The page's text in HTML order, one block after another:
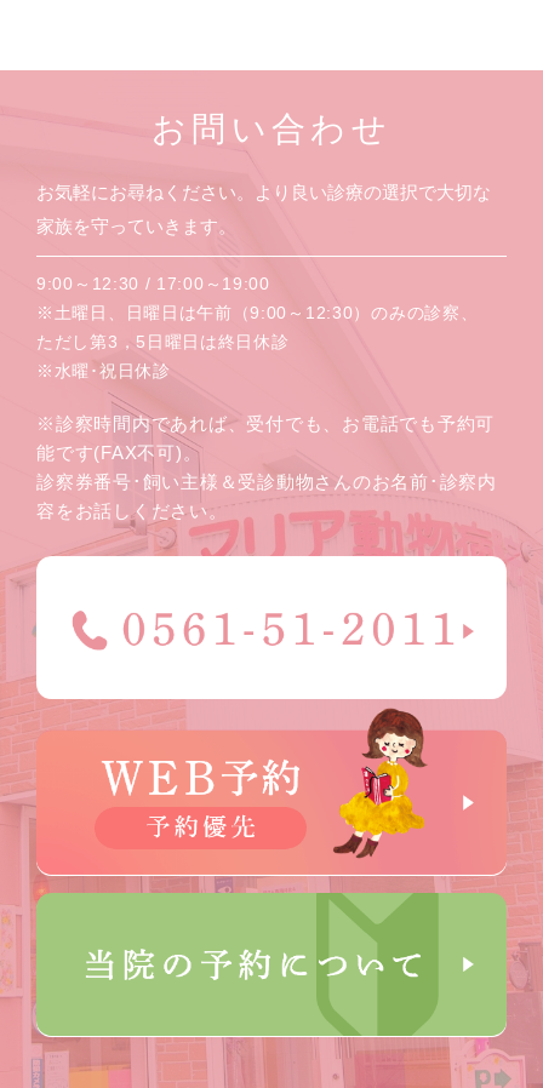
お問い合わせ
お気軽にお尋ねください。より良い診療の選択で大切な
家族を守っていきます。
9:00～12:30 / 17:00～19:00
※土曜日、日曜日は午前（9:00～12:30）のみの診察、
ただし第3，5日曜日は終日休診
※水曜･祝日休診
※診察時間内であれば、受付でも、お電話でも予約可
能です(FAX不可)。
診察券番号･飼い主様＆受診動物さんのお名前･診察内
容をお話しください。